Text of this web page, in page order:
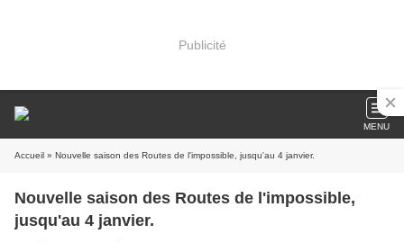
Publicité
MENU
Accueil » Nouvelle saison des Routes de l'impossible, jusqu'au 4 janvier.
Nouvelle saison des Routes de l'impossible,
jusqu'au 4 janvier.